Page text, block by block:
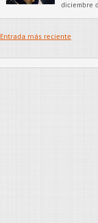
diciembre
Entrada más reciente